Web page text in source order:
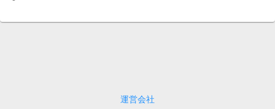
運営会社